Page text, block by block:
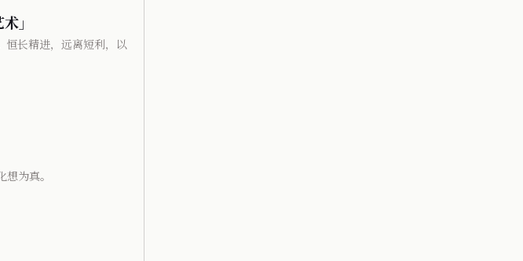
」
恒长精进，远离短利，以
为真。